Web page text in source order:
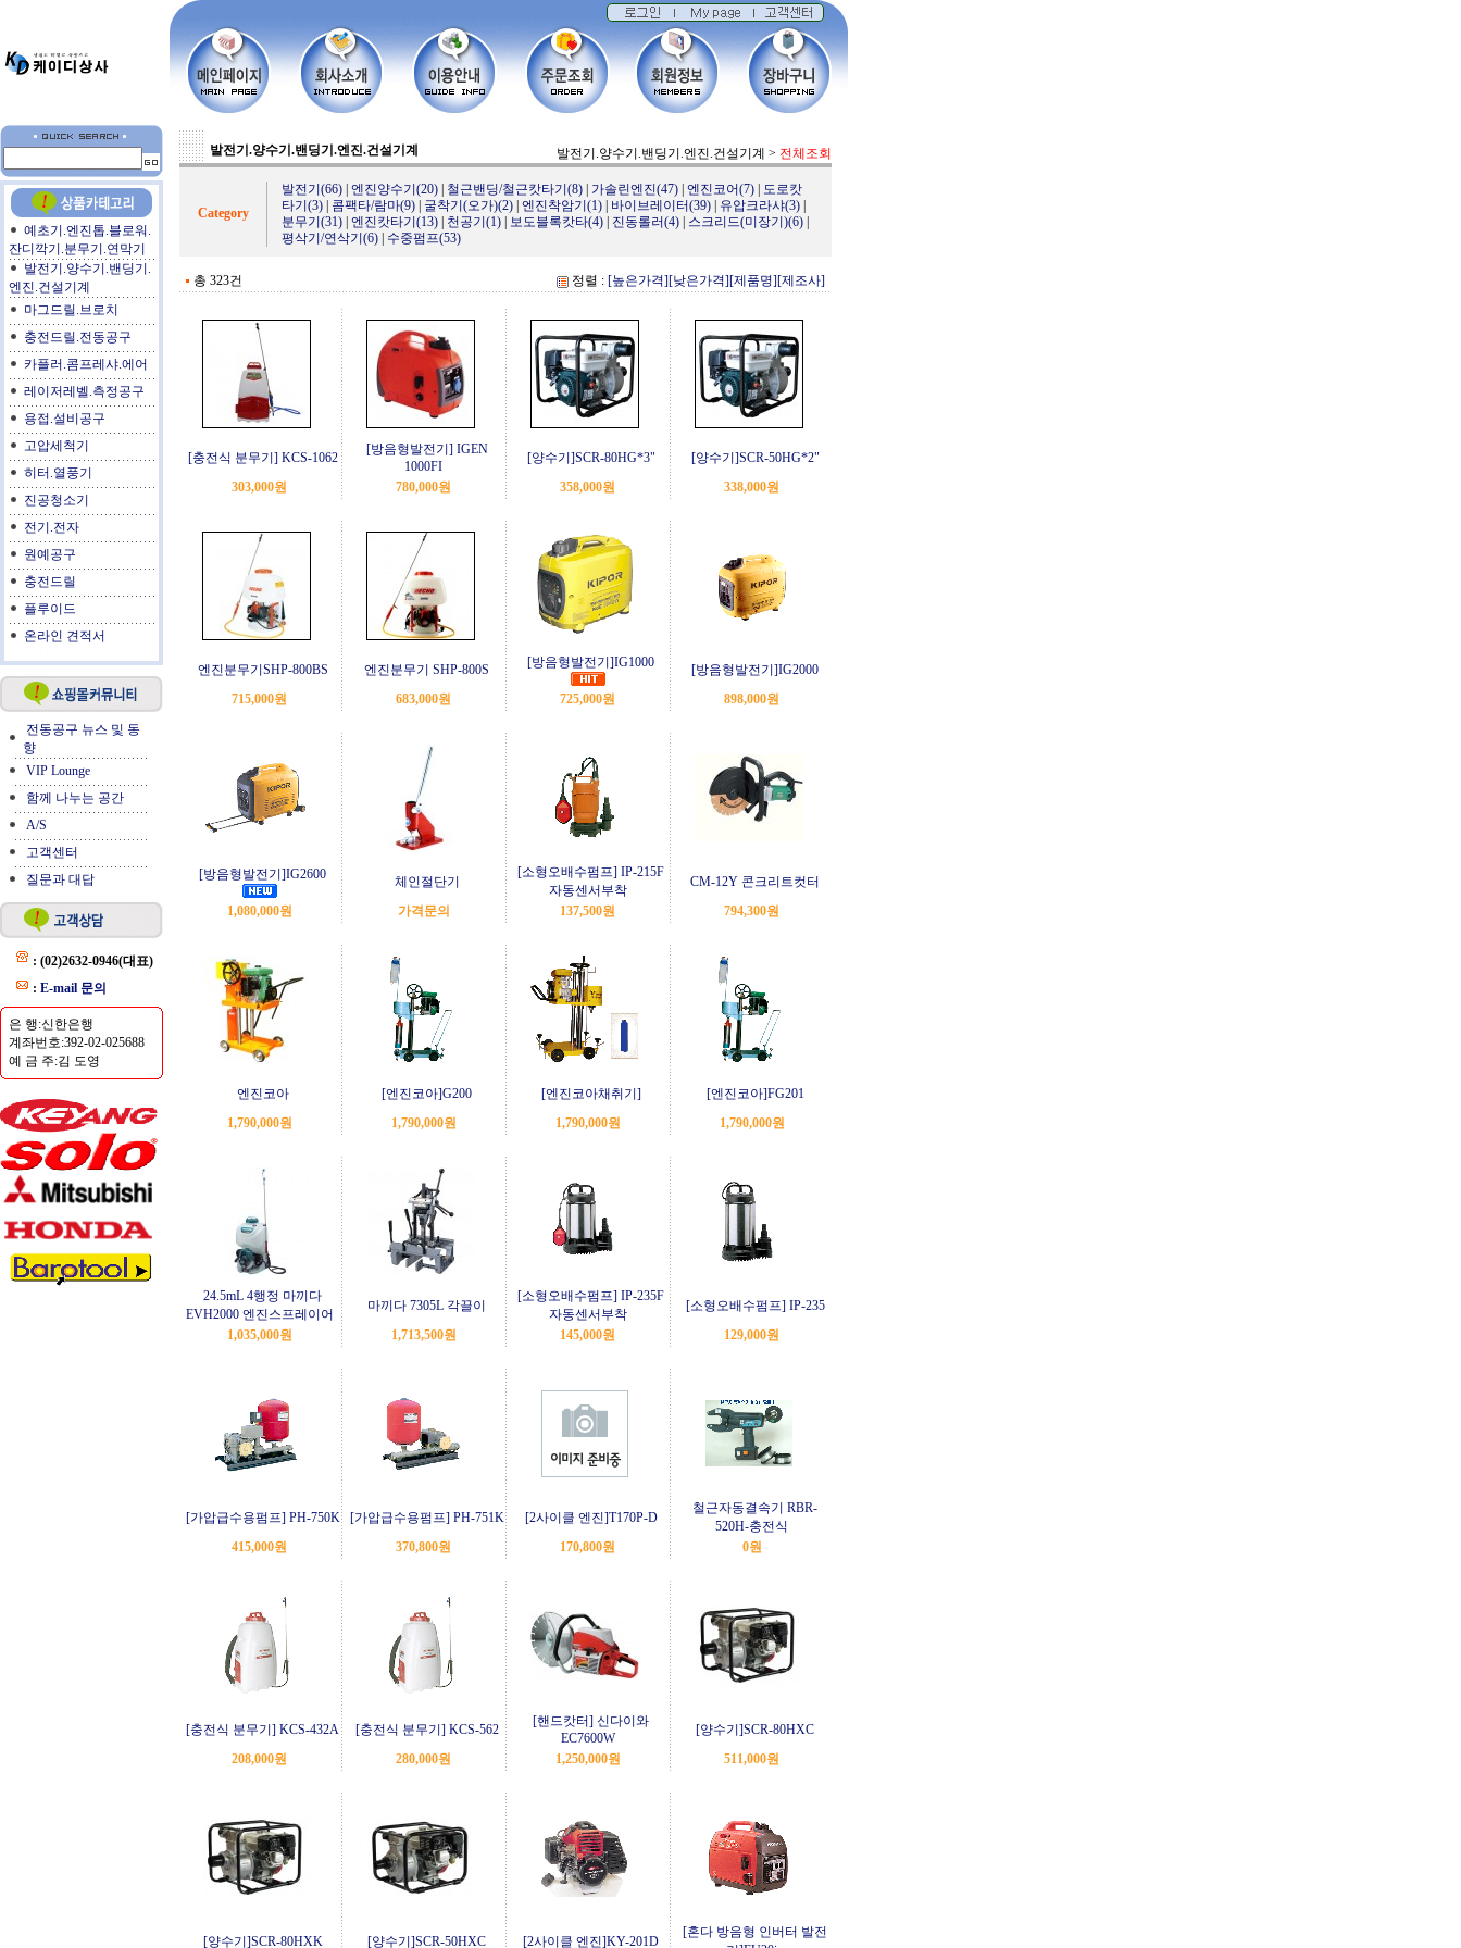
예초기.엔진톱.블로워.
잔디깍기.분무기.연막기
발전기.양수기.밴딩기.
엔진.건설기계
마그드릴.브로치
충전드릴.전동공구
카플러.콤프레샤.에어
레이저레벨.측정공구
용접.설비공구
고압세척기
히터.열풍기
진공청소기
전기.전자
원예공구
충전드릴
플루이드
온라인 견적서
전동공구 뉴스 및 동
향
VIP Lounge
함께 나누는 공간
A/S
고객센터
질문과 대답
: (02)2632-0946(대표)
: E-mail 문의
은 행:신한은행
계좌번호:392-02-025688
예 금 주:김 도영
발전기.양수기.밴딩기.엔진.건설기계 발전기.양수기.밴딩기.엔진.건설기계 > 전체조회
Category
발전기(66) 엔진양수기(20) 철근밴딩/철근캇타기(8) 가솔린엔진(47) 엔진코어(7)
도로캇
타기(3)
콤팩타/람마(9) 굴착기(오가)(2) 엔진착암기(1) 바이브레이터(39) 유압크라샤(3)
분무기(31) 엔진캇타기(13) 천공기(1) 보도블록캇타(4) 진동롤러(4) 스크리드(미장기)(6)
평삭기/연삭기(6)
수중펌프(53)
총 323건 정렬 : [높은가격][낮은가격][제품명][제조사]
[충전식 분무기] KCS-1062
303,000원
[방음형발전기] IGEN
1000FI
780,000원
[양수기]SCR-80HG*3"
358,000원
[양수기]SCR-50HG*2"
338,000원
엔진분무기SHP-800BS
715,000원
엔진분무기 SHP-800S
683,000원
[방음형발전기]IG1000
725,000원
[방음형발전기]IG2000
898,000원
[방음형발전기]IG2600
1,080,000원
체인절단기
가격문의
[소형오배수펌프] IP-215F
자동센서부착
137,500원
CM-12Y 콘크리트컷터
794,300원
엔진코아
1,790,000원
[엔진코아]G200
1,790,000원
[엔진코아채취기]
1,790,000원
[엔진코아]FG201
1,790,000원
24.5mL 4행정 마끼다
EVH2000 엔진스프레이어
1,035,000원
마끼다 7305L 각끌이
1,713,500원
[소형오배수펌프] IP-235F
자동센서부착
145,000원
[소형오배수펌프] IP-235
129,000원
[가압급수용펌프] PH-750K
415,000원
[가압급수용펌프] PH-751K
370,800원
[2사이클 엔진]T170P-D
170,800원
철근자동결속기 RBR-
520H-충전식
0원
[충전식 분무기] KCS-432A
208,000원
[충전식 분무기] KCS-562
280,000원
[핸드캇터] 신다이와
EC7600W
1,250,000원
[양수기]SCR-80HXC
511,000원
[양수기]SCR-80HXK [양수기]SCR-50HXC [2사이클 엔진]KY-201D
[혼다 방음형 인버터 발전